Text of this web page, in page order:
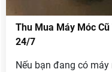
Thu Mua Máy Móc Cũ
24/7
Nếu bạn đang có